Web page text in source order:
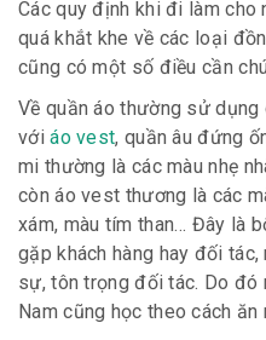
Các quy định khi đi làm cho
quá khắt khe về các loại
cũng có một số điều cần
Về quần áo thường sử
vớiáo vest, quần âu đứng
mi thường là các màu nhẹ
còn áo vest thương là các
xám, màu tím than… Đây là
gặp khách hàng hay đối
sự, tôn trọng đối tác. Do đó
Nam cũng học theo cách